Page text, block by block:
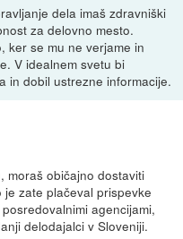
dela imaš zdravniški
za delovno mesto.
ker se mu ne verjame in
V idealnem svetu bi
in dobil ustrezne informacije.
moraš običajno dostaviti
zate plačeval prispevke
agencijami,
delodajalci v Sloveniji.